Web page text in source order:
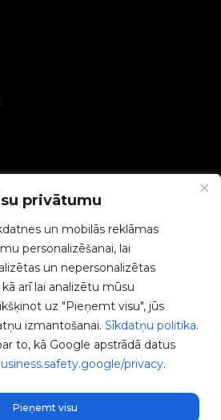
privātumu
un mobilās reklāmas
personalizēšanai, lai
un nepersonalizētas
arī lai analizētu mūsu
uz "Pieņemt visu", jūs
izmantošanai. Sīkdatņu politika.
to, kā Google apstrādā datus
privacy.
Pieņemt visu